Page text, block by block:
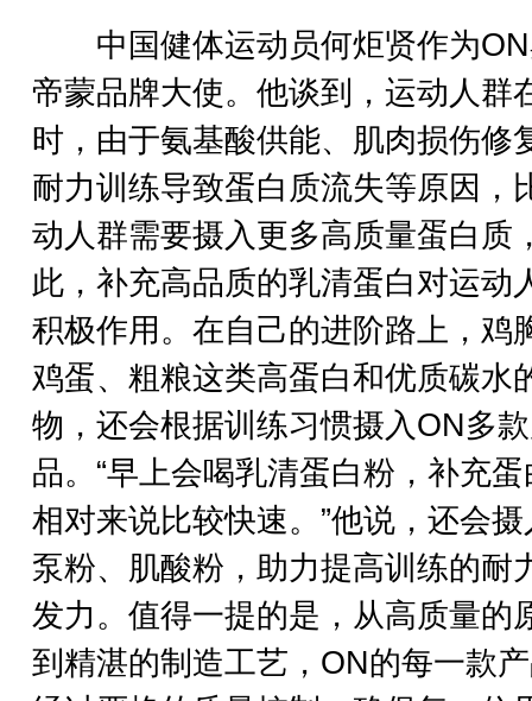
中国健体运动员何炬贤作为ON
帝蒙品牌大使。他谈到，运动人群
时，由于氨基酸供能、肌肉损伤修
耐力训练导致蛋白质流失等原因，
动人群需要摄入更多高质量蛋白质
此，补充高品质的乳清蛋白对运动
积极作用。在自己的进阶路上，鸡
鸡蛋、粗粮这类高蛋白和优质碳水
物，还会根据训练习惯摄入ON多
品。“早上会喝乳清蛋白粉，补充
相对来说比较快速。”他说，还会
泵粉、肌酸粉，助力提高训练的耐
发力。值得一提的是，从高质量的
到精湛的制造工艺，ON的每一款